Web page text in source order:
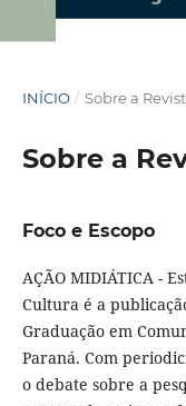
INÍCIO / Sobre a
Sobre a
Foco e Escopo
AÇÃO MIDIÁTICA -
Cultura é a
Graduação em
Paraná. Com
o debate sobre a